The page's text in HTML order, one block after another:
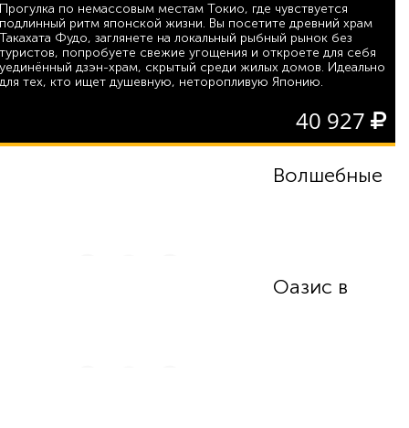
Прогулка по немассовым местам Токио, где чувствуется
подлинный ритм японской жизни. Вы посетите древний храм
Такахата Фудо, заглянете на локальный рыбный рынок без
туристов, попробуете свежие угощения и откроете для себя
уединённый дзэн-храм, скрытый среди жилых домов. Идеально
для тех, кто ищет душевную, неторопливую Японию.
40 927
Волшебные
Оазис в